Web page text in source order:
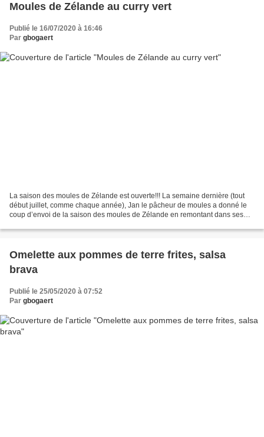
Moules de Zélande au curry vert
Publié le 16/07/2020 à 16:46
Par gbogaert
La saison des moules de Zélande est ouverte!!! La semaine dernière (tout
début juillet, comme chaque année), Jan le pâcheur de moules a donné le
coup d’envoi de la saison des moules de Zélande en remontant dans ses
Omelette aux pommes de terre frites, salsa
brava
Publié le 25/05/2020 à 07:52
Par gbogaert